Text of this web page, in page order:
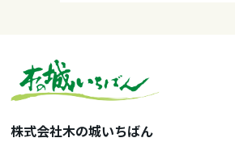
株式会社木の城いちばん